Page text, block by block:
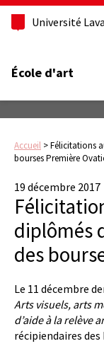
Université
École d'art
Accueil >Félicitations
bourses Première
19 décembre 2017
diplômés
des
Le 11 décembre
Arts visuels, arts
d’aide à la relève
récipiendaires des